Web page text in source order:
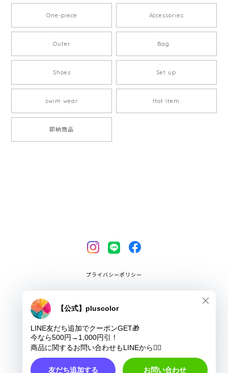
One-piece Accessories
Outer Bag
Shoes Set up
swim wear Hot item
即納商品
プライバシーポリシー